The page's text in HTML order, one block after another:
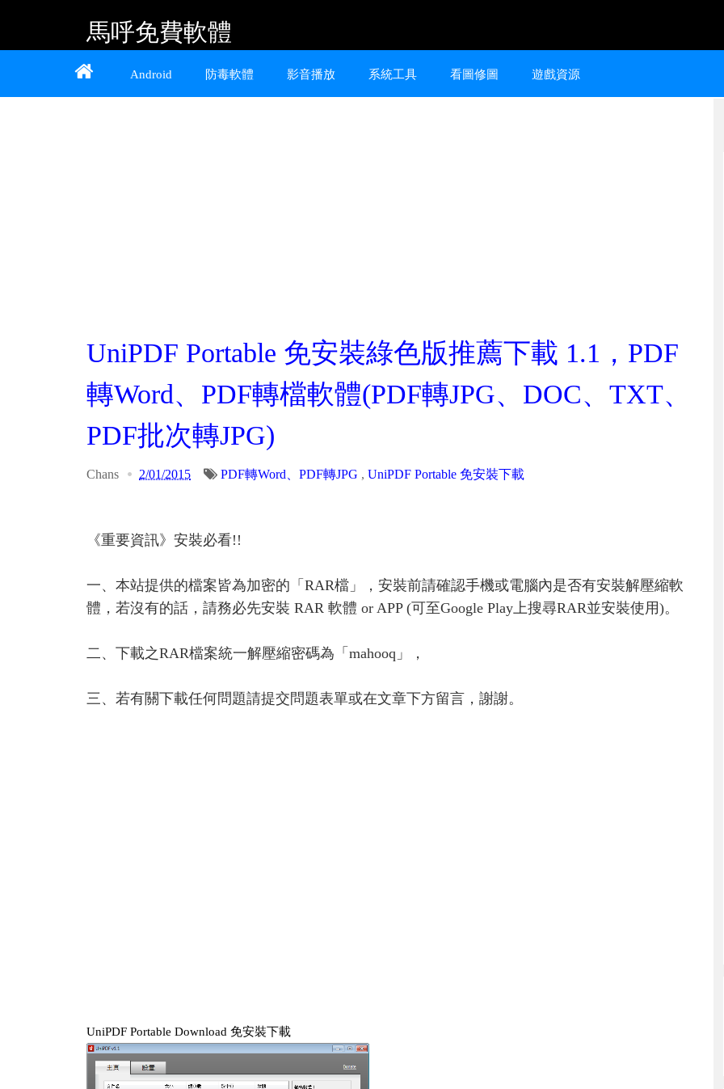
Home About Contact
馬呼免費軟體
提供 Android、iOS 好用的手機應用程式及
Android 防毒軟體 影音播放 系統工具 看圖修圖 遊戲資源
UniPDF Portable 免安裝綠色版推薦下載 1.1，PDF
轉Word、PDF轉檔軟體(PDF轉JPG、DOC、TXT、
PDF批次轉JPG)
Chans 2/01/2015 PDF轉Word、PDF轉JPG , UniPDF Portable 免安裝下載
《重要資訊》安裝必看!!
一、本站提供的檔案皆為加密的「RAR檔」，安裝前請確認手機或電腦內是否有安裝解壓縮軟
體，若沒有的話，請務必先安裝 RAR 軟體 or APP (可至Google Play上搜尋RAR並安裝使用)。
二、下載之RAR檔案統一解壓縮密碼為「mahooq」，
三、若有關下載任何問題請提交問題表單或在文章下方留言，謝謝。
UniPDF Portable Download 免安裝下載